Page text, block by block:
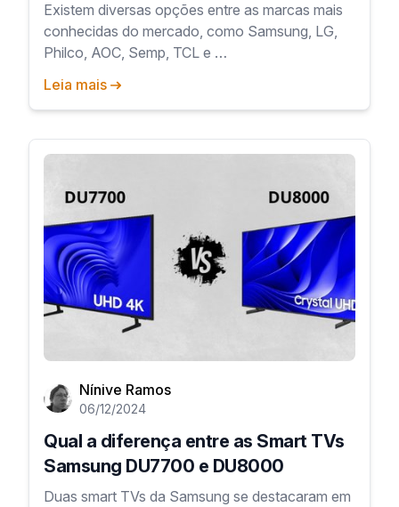
Existem diversas opções entre as marcas mais
conhecidas do mercado, como Samsung, LG,
Philco, AOC, Semp, TCL e …
Leia mais
Nínive Ramos
06/12/2024
Qual a diferença entre as Smart TVs
Samsung DU7700 e DU8000
Duas smart TVs da Samsung se destacaram em